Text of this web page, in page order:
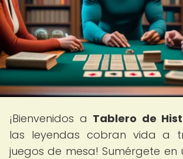
¡Bienvenidos a Tablero de
las leyendas cobran vida a
juegos de mesa! Sumérgete en